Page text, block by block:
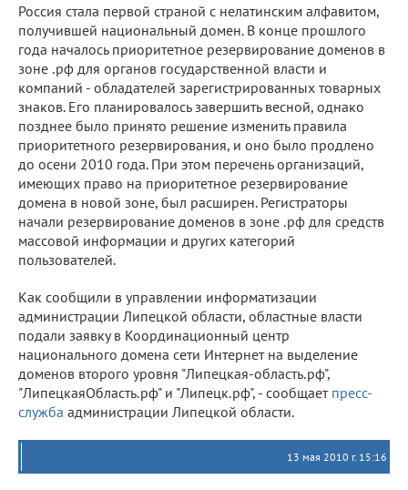
Россия стала первой страной с нелатинским алфавитом,
получившей национальный домен. В конце прошлого
года началось приоритетное резервирование доменов в
зоне .рф для органов государственной власти и
компаний - обладателей зарегистрированных товарных
знаков. Его планировалось завершить весной, однако
позднее было принято решение изменить правила
приоритетного резервирования, и оно было продлено
до осени 2010 года. При этом перечень организаций,
имеющих право на приоритетное резервирование
домена в новой зоне, был расширен. Регистраторы
начали резервирование доменов в зоне .рф для средств
массовой информации и других категорий
пользователей.
Как сообщили в управлении информатизации
администрации Липецкой области, областные власти
подали заявку в Координационный центр
национального домена сети Интернет на выделение
доменов второго уровня "Липецкая-область.рф",
"ЛипецкаяОбласть.рф" и "Липецк.рф", - сообщает пресс-
служба администрации Липецкой области.
13 мая 2010 г. 15:16